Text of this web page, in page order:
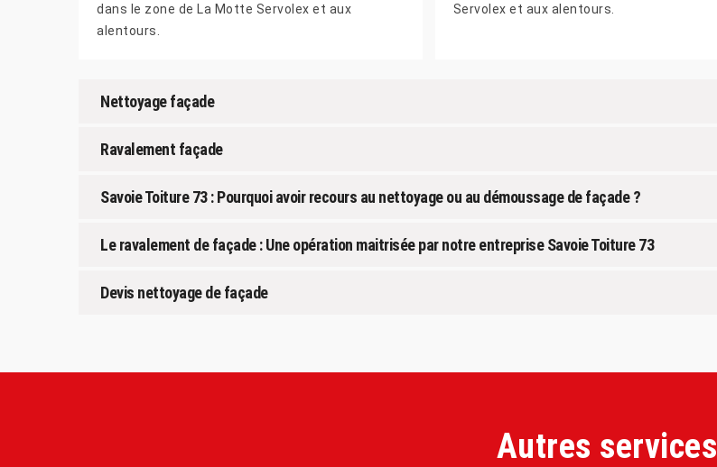
dans le zone de La Motte Servolex et aux
alentours.
Servolex et aux alentours.
Nettoyage façade
Ravalement façade
Savoie Toiture 73 : Pourquoi avoir recours au nettoyage ou au démoussage de façade ?
Le ravalement de façade : Une opération maitrisée par notre entreprise Savoie Toiture 73
Devis nettoyage de façade
Autres services